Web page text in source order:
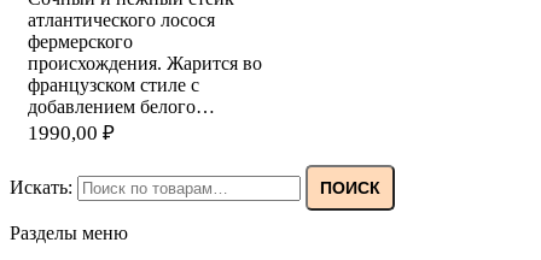
атлантического лосося
фермерского
происхождения. Жарится во
французском стиле с
добавлением белого…
1990,00 ₽
Искать: ПОИСК
Разделы меню